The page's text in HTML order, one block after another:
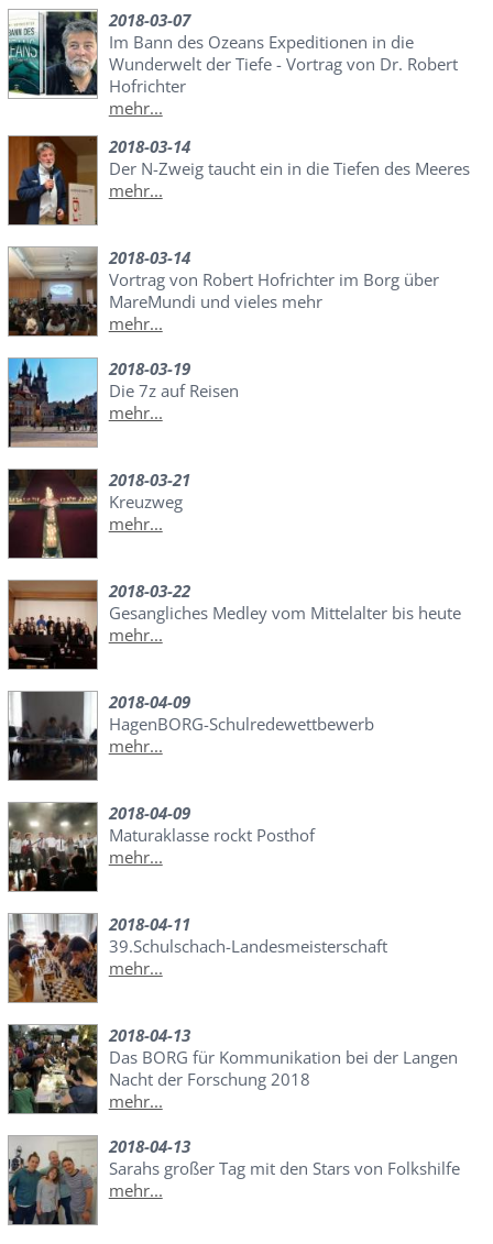
2018-03-07
Im Bann des Ozeans Expeditionen in die
Wunderwelt der Tiefe - Vortrag von Dr. Robert
Hofrichter
mehr...
2018-03-14
Der N-Zweig taucht ein in die Tiefen des Meeres
mehr...
2018-03-14
Vortrag von Robert Hofrichter im Borg über
MareMundi und vieles mehr
mehr...
2018-03-19
Die 7z auf Reisen
mehr...
2018-03-21
Kreuzweg
mehr...
2018-03-22
Gesangliches Medley vom Mittelalter bis heute
mehr...
2018-04-09
HagenBORG-Schulredewettbewerb
mehr...
2018-04-09
Maturaklasse rockt Posthof
mehr...
2018-04-11
39.Schulschach-Landesmeisterschaft
mehr...
2018-04-13
Das BORG für Kommunikation bei der Langen
Nacht der Forschung 2018
mehr...
2018-04-13
Sarahs großer Tag mit den Stars von Folkshilfe
mehr...